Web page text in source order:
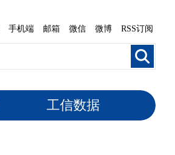
手机端 邮箱 微信 微博 RSS订阅
工信数据